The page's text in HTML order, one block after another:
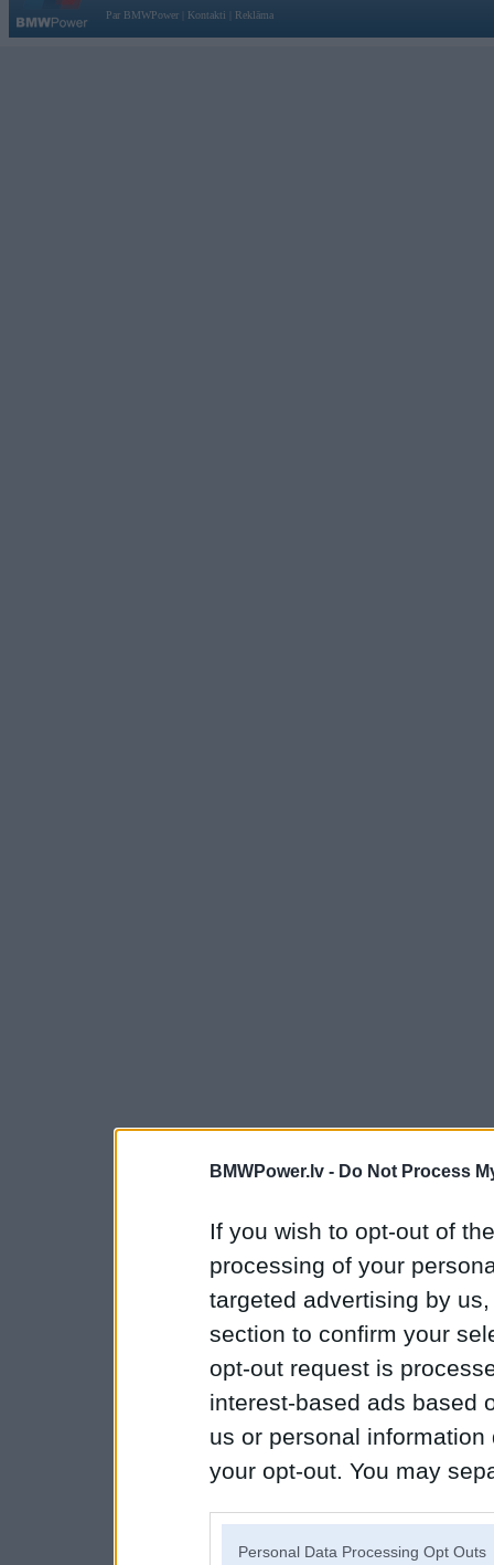
BMWPower.lv - Do Not Process
If you wish to opt-out of
processing of your
targeted advertising by
section to confirm your
opt-out request is
interest-based ads based
us or personal
your opt-out. You may
Personal Data Processing Opt Outs
Par BMWPower
Kontakti Reklāma